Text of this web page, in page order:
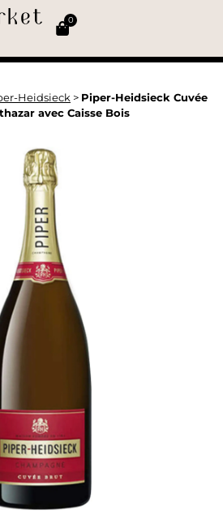
0
Heidsieck > Piper-Heidsieck Cuvée
avec Caisse Bois